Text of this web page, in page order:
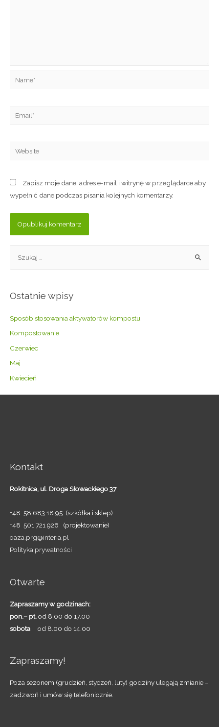
Zapisz moje dane, adres e-mail i witrynę w przeglądarce aby
wypełnić dane podczas pisania kolejnych komentarzy.
Ostatnie wpisy
Sposób stosowania aktywatorów kompostu
Kompostowanie
Czerwiec
Maj
Kwiecień
Kontakt
Rokitnica, ul. Droga Słowackiego 37
+48 58 683 18 95 (szkółka i sklep)
+48 501 721 926 (projektowanie)
oaza.prg@interia.pl
Polityka prywatności
Otwarte
Zapraszamy w godzinach:
pon.– pt.od 8.00 do 17.00
sobota od 8.00 do 14.00
Zapraszamy!
Poza sezonem (grudzień, styczeń, luty) godziny ulegają zmianie –
zadzwoń i umów się telefonicznie.